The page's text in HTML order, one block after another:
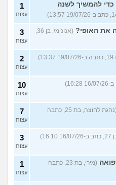
להמשיך לשנה
1
עצות
את האופי?
(אנונימי, בן 36,
3
עצות
2
עצות
10
עצות
(נהגת לחוצה, בת 25, כתבה
7
עצות
3
עצות
(מירי, בת 23, כתבה
1
עצות